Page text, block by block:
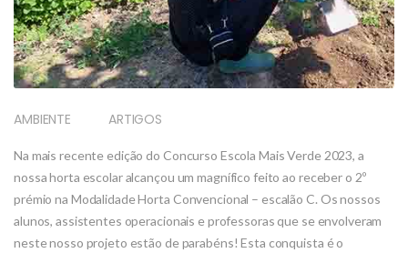
AMBIENTE ARTIGOS
Na mais recente edição do Concurso Escola Mais Verde 2023, a
nossa horta escolar alcançou um magnífico feito ao receber o 2º
prémio na Modalidade Horta Convencional – escalão C. Os nossos
alunos, assistentes operacionais e professoras que se envolveram
neste nosso projeto estão de parabéns! Esta conquista é o